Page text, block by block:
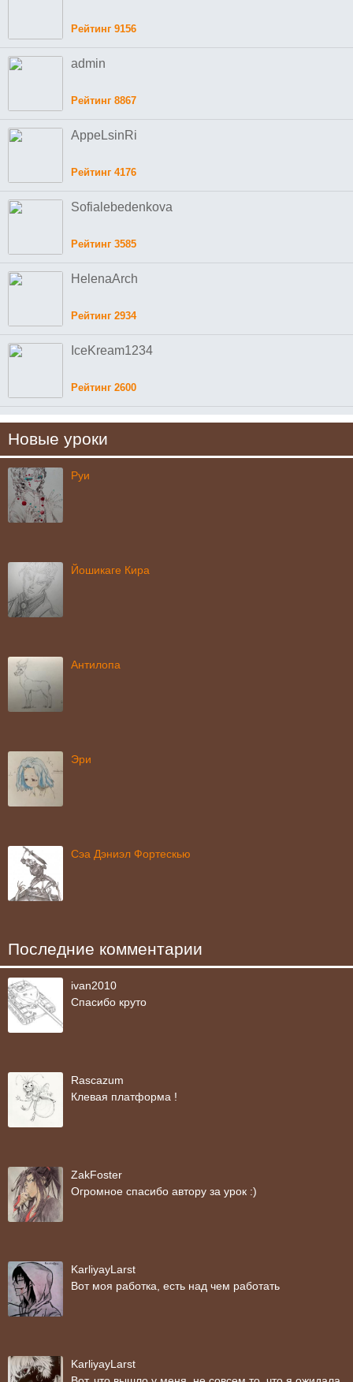
Рейтинг 9156
admin
Рейтинг 8867
AppeLsinRi
Рейтинг 4176
Sofialebedenkova
Рейтинг 3585
HelenaArch
Рейтинг 2934
IceKream1234
Рейтинг 2600
Новые уроки
Руи
Йошикаге Кира
Антилопа
Эри
Сэа Дэниэл Фортескью
Последние комментарии
ivan2010
Спасибо круто
Rascazum
Клевая платформа !
ZakFoster
Огромное спасибо автору за урок :)
KarliyayLarst
Вот моя работка, есть над чем работать
KarliyayLarst